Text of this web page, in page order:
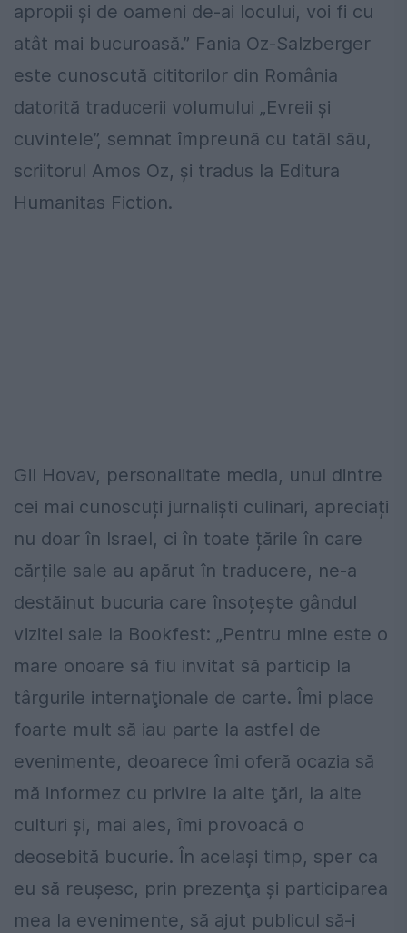
apropii şi de oameni de-ai locului, voi fi cu
atât mai bucuroasă.” Fania Oz-Salzberger
este cunoscută cititorilor din România
datorită traducerii volumului „Evreii și
cuvintele”, semnat împreună cu tatăl său,
scriitorul Amos Oz, și tradus la Editura
Humanitas Fiction.
Gil Hovav, personalitate media, unul dintre
cei mai cunoscuți jurnaliști culinari, apreciați
nu doar în Israel, ci în toate țările în care
cărțile sale au apărut în traducere, ne-a
destăinut bucuria care însoțește gândul
vizitei sale la Bookfest: „Pentru mine este o
mare onoare să fiu invitat să particip la
târgurile internaţionale de carte. Îmi place
foarte mult să iau parte la astfel de
evenimente, deoarece îmi oferă ocazia să
mă informez cu privire la alte ţări, la alte
culturi şi, mai ales, îmi provoacă o
deosebită bucurie. În acelaşi timp, sper ca
eu să reuşesc, prin prezenţa şi participarea
mea la evenimente, să ajut publicul să-i